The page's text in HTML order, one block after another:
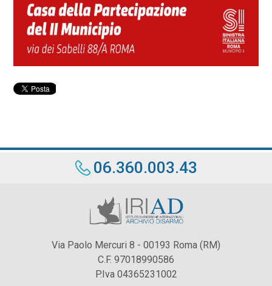
06.360.003.43
Via Paolo Mercuri 8 - 00193 Roma (RM)
C.F. 97018990586
P.Iva 04365231002